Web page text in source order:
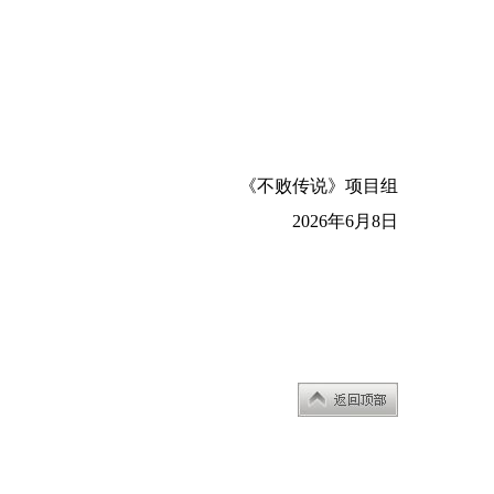
《不败传说》项目组
2026年6月8日